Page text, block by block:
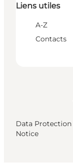
Liens utiles
A-Z
Contacts
Data Protection
Notice